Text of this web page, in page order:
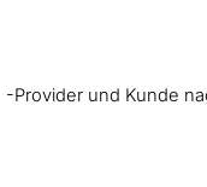
-Provider und Kunde